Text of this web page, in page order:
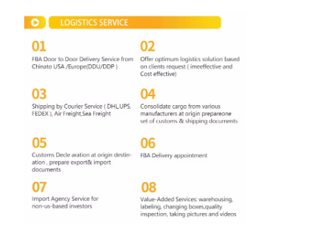
倉庫サービス